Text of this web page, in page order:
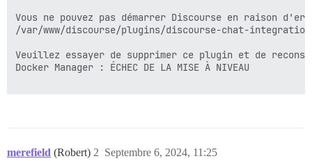
Vous ne pouvez pas démarrer Discourse en raison
/var/www/discourse/plugins/discourse-chat-integration
Veuillez essayer de supprimer ce plugin et de
Docker Manager : ÉCHEC DE LA MISE À NIVEAU
merefield (Robert) Septembre 6, 2024, 11:25
2